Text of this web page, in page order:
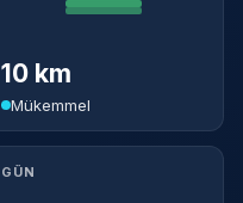
10 km
Mükemmel
GÜN